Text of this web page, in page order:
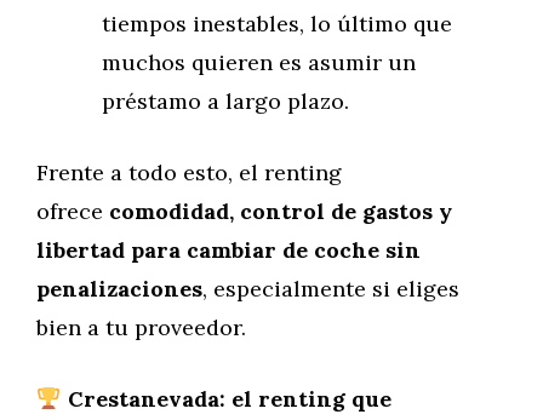
tiempos inestables, lo último que
muchos quieren es asumir un
préstamo a largo plazo.
Frente a todo esto, el renting
ofrece comodidad, control de gastos y
libertad para cambiar de coche sin
penalizaciones, especialmente si eliges
bien a tu proveedor.
Crestanevada: el renting que